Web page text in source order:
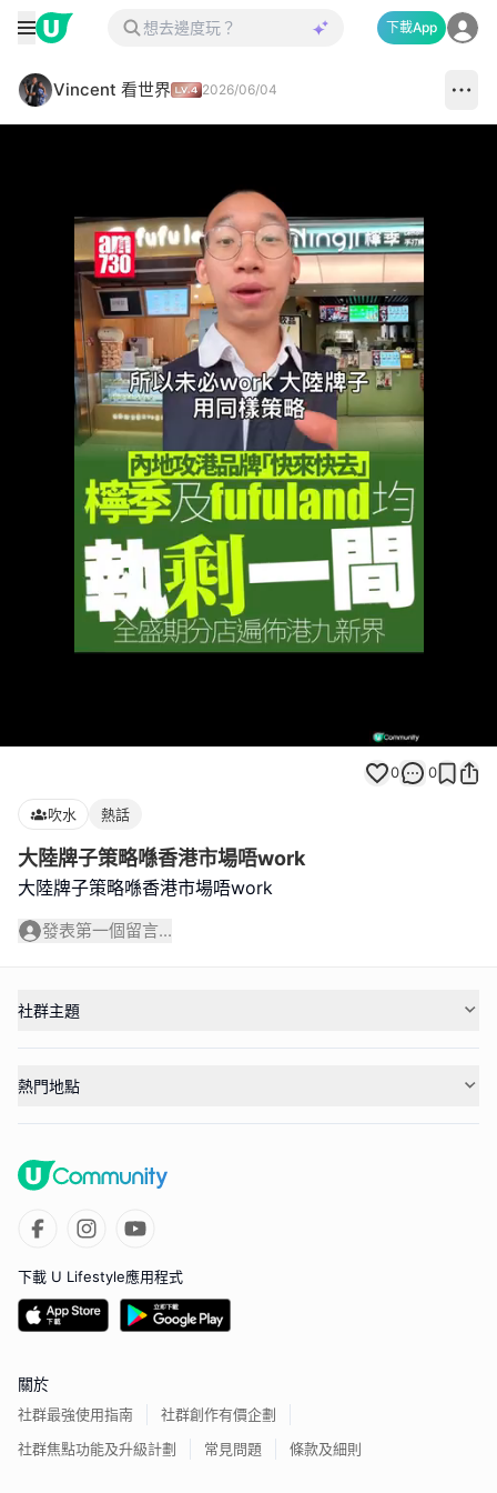
下載App
Vincent 看世界 2026/06/04
100.00%
0 0
吹水 熱話
大陸牌子策略喺香港市場唔work
大陸牌子策略喺香港市場唔work
發表第一個留言...
社群主題
熱門地點
下載 U Lifestyle應用程式
關於
社群最強使用指南
社群創作有價企劃
社群焦點功能及升級計劃
常見問題 條款及細則